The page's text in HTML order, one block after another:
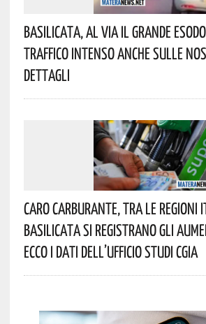
Basilicata, Al Via Il Grande
Traffico Intenso Anche Sulle
Dettagli
Caro Carburante, Tra Le
Basilicata Si Registrano Gli
Ecco I Dati Dell’Ufficio Studi CGIA